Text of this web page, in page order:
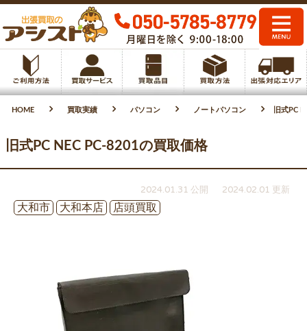
HOME 買取実績 パソコン ノートパソコン 旧式PC
旧式PC NEC PC-8201の買取価格
2024.01.31 公開
2024.02.01 更新
大和市
大和本店 店頭買取